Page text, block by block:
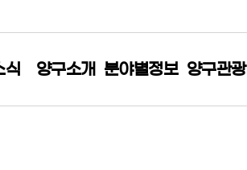
식 양구소개 분야별정보 양구관광